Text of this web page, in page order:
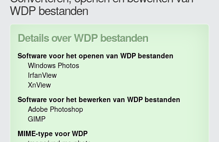
WDP bestanden
Details over WDP bestanden
Software voor het openen van WDP bestanden
Windows Photos
IrfanView
XnView
Software voor het bewerken van WDP bestanden
Adobe Photoshop
GIMP
MIME-type voor WDP